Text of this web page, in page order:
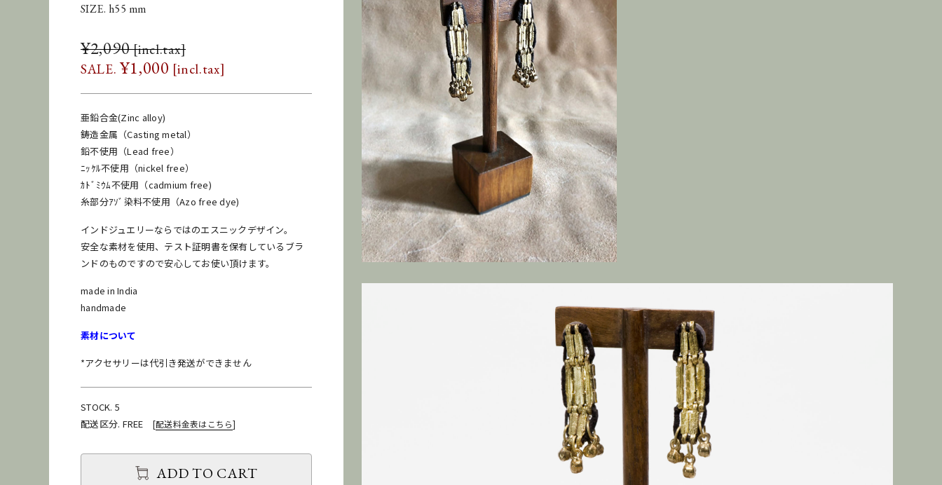
SIZE. h55 mm
¥2,090
¥1,000
亜鉛合金(Zinc alloy)
鋳造金属（Casting metal）
鉛不使用（Lead free）
ﾆｯｹﾙ不使用（nickel free）
ｶﾄﾞﾐｳﾑ不使用（cadmium free)
糸部分ｱｿﾞ染料不使用（Azo free dye)
インドジュエリーならではのエスニックデザイン。
安全な素材を使用、テスト証明書を保有しているブラ
ンドのものですので安心してお使い頂けます。
made in India
handmade
素材について
*アクセサリーは代引き発送ができません
STOCK. 5
配送区分. FREE [配送料金表はこちら]
ADD TO CART